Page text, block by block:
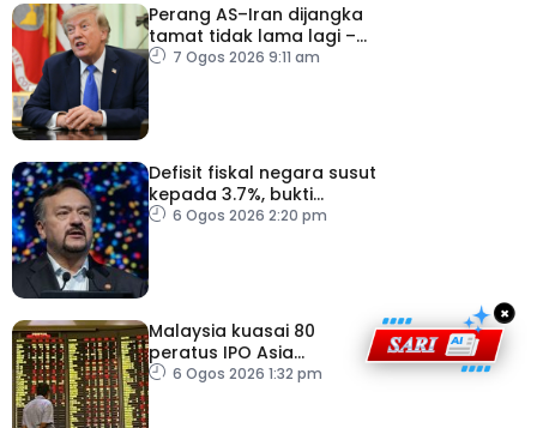
Perang AS–Iran dijangka
tamat tidak lama lagi –
Trump
7 Ogos 2026 9:11 am
Defisit fiskal negara susut
kepada 3.7%, bukti
keyakinan pelabur masih
6 Ogos 2026 2:20 pm
Malaysia kuasai 80
peratus IPO Asia
Tenggara, kumpul AS$1.4
6 Ogos 2026 1:32 pm
×